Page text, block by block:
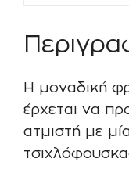
Η μοναδική
έρχεται να
ατμιστή με